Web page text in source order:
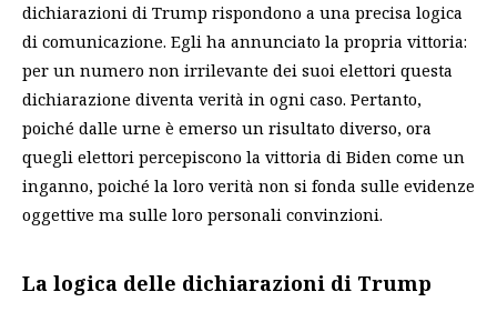
dichiarazioni di Trump rispondono a una precisa logica
di comunicazione. Egli ha annunciato la propria vittoria:
per un numero non irrilevante dei suoi elettori questa
dichiarazione diventa verità in ogni caso. Pertanto,
poiché dalle urne è emerso un risultato diverso, ora
quegli elettori percepiscono la vittoria di Biden come un
inganno, poiché la loro verità non si fonda sulle evidenze
oggettive ma sulle loro personali convinzioni.
La logica delle dichiarazioni di Trump